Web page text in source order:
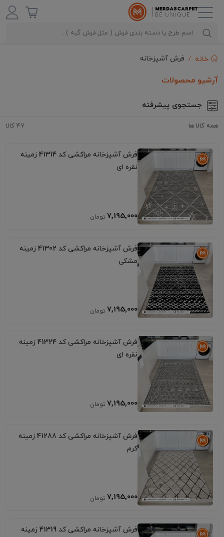
خانه فرش آشپزخانه
آرشیو محصولات
جستجوی پیشرفته
همه کالا ها 47 کالا
فرش آشپزخانه مراکشی کد 41314 زمینه
نقره ای
7٬195٬000
فرش آشپزخانه مراکشی کد 41302 زمینه
مشکی
7٬195٬000
فرش آشپزخانه مراکشی کد 41324 زمینه
نقره ای
7٬195٬000
فرش آشپزخانه مراکشی کد 41288 زمینه
کرم
7٬195٬000
فرش آشپزخانه مراکشی کد 41319 زمینه